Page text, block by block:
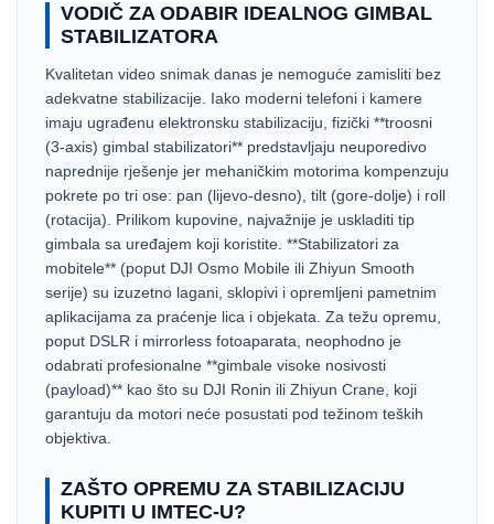
VODIČ ZA ODABIR IDEALNOG GIMBAL
STABILIZATORA
Kvalitetan video snimak danas je nemoguće zamisliti bez
adekvatne stabilizacije. Iako moderni telefoni i kamere
imaju ugrađenu elektronsku stabilizaciju, fizički **troosni
(3-axis) gimbal stabilizatori** predstavljaju neuporedivo
naprednije rješenje jer mehaničkim motorima kompenzuju
pokrete po tri ose: pan (lijevo-desno), tilt (gore-dolje) i roll
(rotacija). Prilikom kupovine, najvažnije je uskladiti tip
gimbala sa uređajem koji koristite. **Stabilizatori za
mobitele** (poput DJI Osmo Mobile ili Zhiyun Smooth
serije) su izuzetno lagani, sklopivi i opremljeni pametnim
aplikacijama za praćenje lica i objekata. Za težu opremu,
poput DSLR i mirrorless fotoaparata, neophodno je
odabrati profesionalne **gimbale visoke nosivosti
(payload)** kao što su DJI Ronin ili Zhiyun Crane, koji
garantuju da motori neće posustati pod težinom teških
objektiva.
ZAŠTO OPREMU ZA STABILIZACIJU
KUPITI U IMTEC-U?